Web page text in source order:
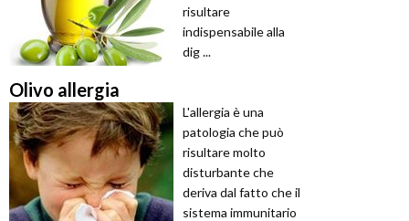
risultare
indispensabile alla
dig ...
Olivo allergia
L'allergia è una
patologia che può
risultare molto
disturbante che
deriva dal fatto che il
sistema immunitario